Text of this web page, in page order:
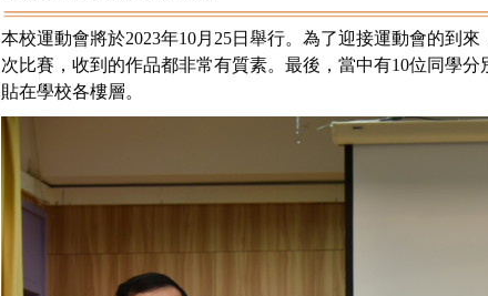
本校運動會將於2023年10月25日舉行。為了迎接運動會的到
次比賽，收到的作品都非常有質素。最後，當中有10位同學
貼在學校各樓層。